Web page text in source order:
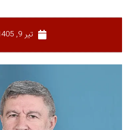
تیر 9, 1405